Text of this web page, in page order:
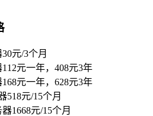
元/3个月
元一年，408元3年
元一年，628元3年
518元/15个月
1668元/15个月